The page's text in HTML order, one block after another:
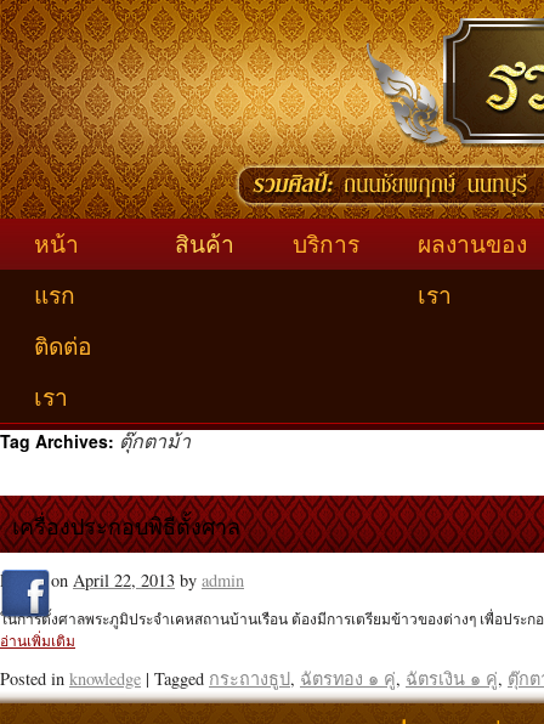
หน้า
แรก
สินค้า บริการ
ผลงานของ
เรา
ติดต่อ
เรา
Tag Archives: ตุ๊กตาม้า
เครื่องประกอบพิธีตั้งศาล
Posted on April 22, 2013 by admin
ในการตั้งศาลพระภูมิประจำเคหสถานบ้านเรือน ต้องมีการเตรียมข้าวของต่างๆ เพื่อประ
อ่านเพิ่มเติม
Posted in knowledge | Tagged กระถางธูป, ฉัตรทอง ๑ คู่, ฉัตรเงิน ๑ คู่, ตุ๊กต